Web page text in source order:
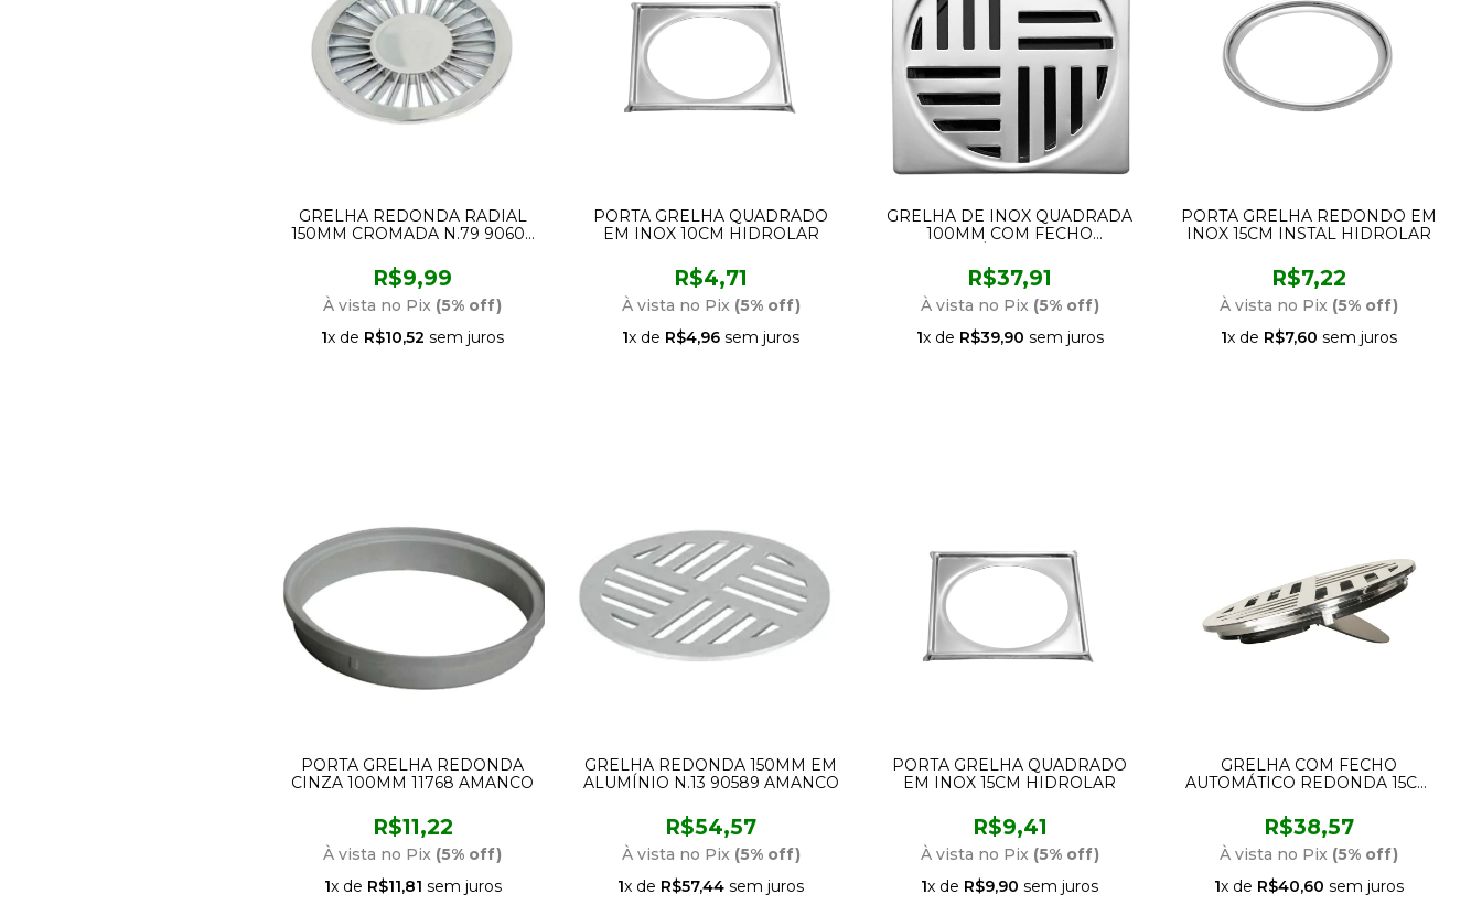
GRELHA REDONDA RADIAL
150MM CROMADA N.79 90607
R$9,99
À vista no Pix (5% off)
1x de R$10,52 sem juros
PORTA GRELHA QUADRADO
EM INOX 10CM HIDROLAR
R$4,71
À vista no Pix (5% off)
1x de R$4,96 sem juros
GRELHA DE INOX QUADRADA
100MM COM FECHO
LORENZETTI
R$37,91
À vista no Pix (5% off)
1x de R$39,90 sem juros
PORTA GRELHA REDONDO EM
INOX 15CM INSTAL HIDROLAR
R$7,22
À vista no Pix (5% off)
1x de R$7,60 sem juros
PORTA GRELHA REDONDA
CINZA 100MM 11768 AMANCO
R$11,22
À vista no Pix (5% off)
1x de R$11,81 sem juros
GRELHA REDONDA 150MM EM
ALUMÍNIO N.13 90589 AMANCO
R$54,57
À vista no Pix (5% off)
1x de R$57,44 sem juros
PORTA GRELHA QUADRADO
EM INOX 15CM HIDROLAR
R$9,41
À vista no Pix (5% off)
1x de R$9,90 sem juros
GRELHA COM FECHO
AUTOMÁTICO REDONDA 15CM
R$38,57
À vista no Pix (5% off)
1x de R$40,60 sem juros